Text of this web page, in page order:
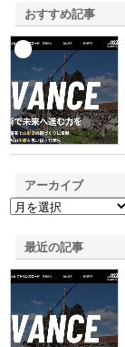
おすすめ記事
アーカイブ
最近の記事